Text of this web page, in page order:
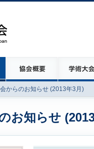
からのお知らせ (2013年3月)
お知らせ